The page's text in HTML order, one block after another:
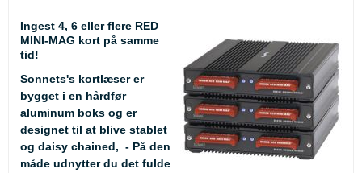
Ingest 4, 6 eller flere RED
MINI-MAG kort på samme
tid!
Sonnets's kortlæser er
bygget i en hårdfør
aluminum boks og er
designet til at blive stablet
og daisy chained, - På den
måde udnytter du det fulde